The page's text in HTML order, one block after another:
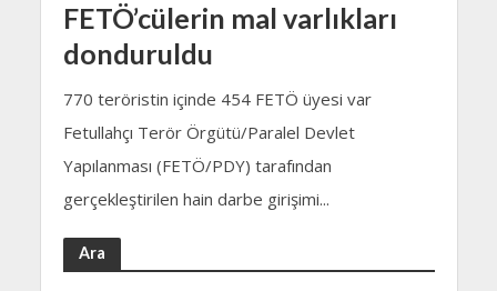
FETÖ’cülerin mal varlıkları
donduruldu
770 teröristin içinde 454 FETÖ üyesi var
Fetullahçı Terör Örgütü/Paralel Devlet
Yapılanması (FETÖ/PDY) tarafından
gerçekleştirilen hain darbe girişimi...
Ara